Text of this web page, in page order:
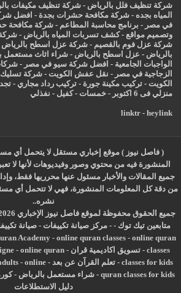
شركة تنظيف فلل بالرياض -شركة تنظيف مكيفات
المياه بجده -شركة مكافحة حشرات بجدة - افضل
في مصر - برنامج محاسبة المطاعم -شركة مكافحة
وتصميم مواقع -كشف تسربات المياه بالرياض -
شركة عزل فوم بالقصيم -شركة عزل اسطح بالرياض
بالرياض - عزل اسطح بالرياض -شراء اثاث مستعمل
الواجبات الجامعية - افضل شركة سيو في مصر -
الزجاجية في مصر - نقل عفش الكويت -شركة
الكويت -تركيب مكينة جورة -تركيب رداد مجاري -
منزلي فى 6 اكتوبر
-خمسات -كفيل - نفذلي
linktr- heylink
( فاصل نيوز ) موقع إخباري مستقل لا يتحمل أي
المنشورة فيه من محتوي وصور وفيديوهات لأنها لا
جميع المقالات والأخبار مسئول عنها محرريها فقط،
من دقة كل المعلومات المنشورة، فهي لا تتحمل أي
نشره..
جميع الحقوق محفوظة لموقع فاصل نيوز الإخباري 2026 -
متابعين تيك توك -
-مركز صيانة تكييفات -صيانة
Academy- online quran classes- online quran
classes
- تسويق اكاديمية قران -
- online quran
classes for kids
- تعلم القرآن عن بعد -
- online
quran classes for kids
-شراء مستعمل بالرياض -كورة
دليل الاستطلاعات